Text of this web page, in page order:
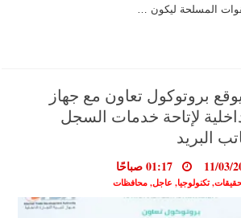
المسلحة ليكون …
بروتوكول تعاون مع جهاز
لإتاحة خدمات السجل
البريد
01:17 صباحًا
,تكنولوجيا, عاجل,محافظات